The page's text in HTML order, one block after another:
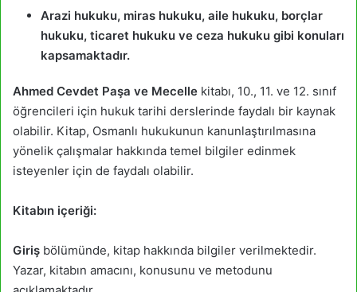
Arazi hukuku, miras hukuku, aile hukuku, borçlar
hukuku, ticaret hukuku ve ceza hukuku gibi konuları
kapsamaktadır.
Ahmed Cevdet Paşa ve Mecelle kitabı, 10., 11. ve 12. sınıf
öğrencileri için hukuk tarihi derslerinde faydalı bir kaynak
olabilir. Kitap, Osmanlı hukukunun kanunlaştırılmasına
yönelik çalışmalar hakkında temel bilgiler edinmek
isteyenler için de faydalı olabilir.
Kitabın içeriği:
Giriş bölümünde, kitap hakkında bilgiler verilmektedir.
Yazar, kitabın amacını, konusunu ve metodunu